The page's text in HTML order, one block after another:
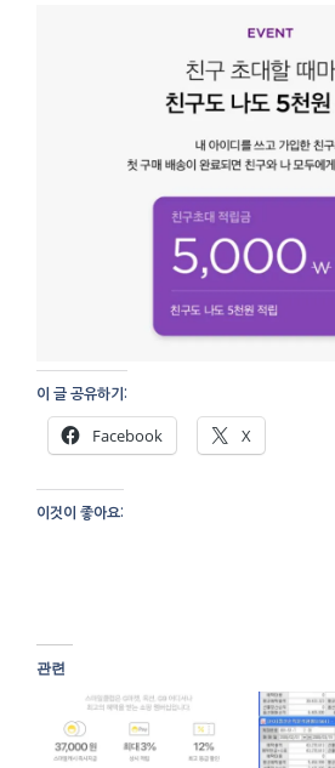
이 글 공유하기:
Facebook X
이것이 좋아요:
관련